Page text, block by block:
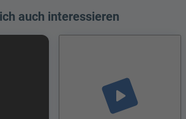
auch interessieren
play_arrow